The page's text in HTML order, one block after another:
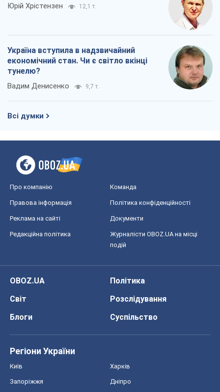
Юрій Хрістензен 12,1 т.
Україна вступила в надзвичайний
економічний стан. Чи є світло вкінці
тунелю?
Вадим Денисенко 9,7 т.
Всі думки
Про компанію Команда
Правова інформація Політика конфіденційності
Реклама на сайті Документи
Редакційна політика
Журналісти OBOZ.UA на місці
подій
OBOZ.UA
Політика
Світ
Розслідування
Блоги
Суспільство
Регіони України
Київ Харків
Запоріжжя Дніпро